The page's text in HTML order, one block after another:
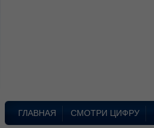
ГЛАВНАЯ СМОТРИ ЦИФРУ